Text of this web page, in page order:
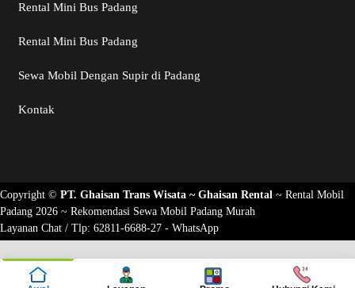
Rental Mini Bus Padang
Rental Mini Bus Padang
Sewa Mobil Dengan Supir di Padang
Kontak
Copyright © PT. Ghaisan Trans Wisata ~ Ghaisan Rental ~ Rental Mobil
Padang 2026 ~ Rekomendasi Sewa Mobil Padang Murah
Layanan Chat / Tlp: 62811-6688-27 - WhatsApp